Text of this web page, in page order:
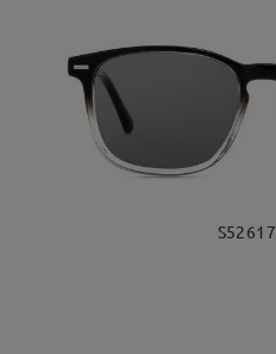
S52617